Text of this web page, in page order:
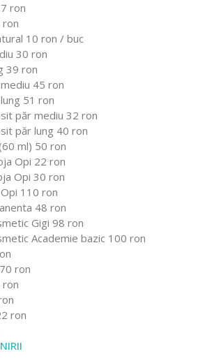
ron
ron
10 ron / buc
30 ron
39 ron
45 ron
51 ron
păr mediu 32 ron
păr lung 40 ron
ml) 50 ron
Opi 22 ron
Opi 30 ron
110 ron
48 ron
Gigi 98 ron
Academie bazic 100 ron
ron
ron
ron